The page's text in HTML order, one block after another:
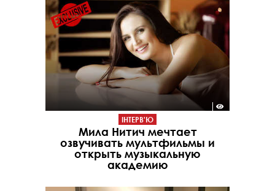
ІНТЕРВ'Ю
Мила Нитич мечтает
озвучивать мультфильмы и
открыть музыкальную
академию